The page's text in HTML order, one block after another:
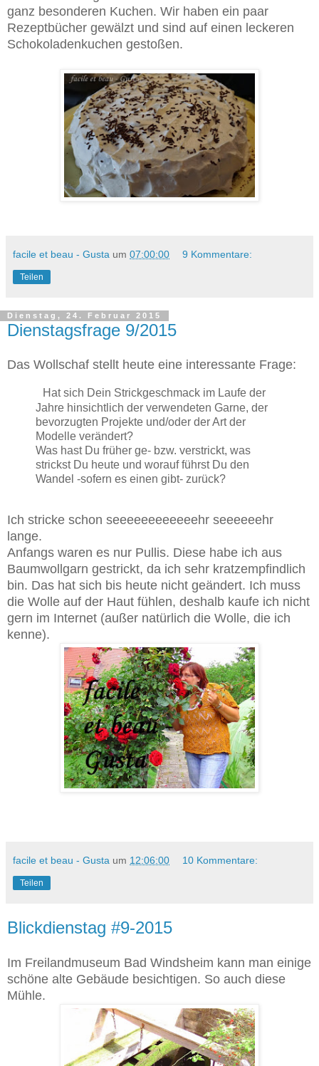
ganz besonderen Kuchen. Wir haben ein paar
Rezeptbücher gewälzt und sind auf einen leckeren
Schokoladenkuchen gestoßen.
facile et beau - Gusta um 07:00:00 9 Kommentare:
Teilen
Dienstag, 24. Februar 2015
Dienstagsfrage 9/2015
Das Wollschaf stellt heute eine interessante Frage:
Hat sich Dein Strickgeschmack im Laufe der
Jahre hinsichtlich der verwendeten Garne, der
bevorzugten Projekte und/oder der Art der
Modelle verändert?
Was hast Du früher ge- bzw. verstrickt, was
strickst Du heute und worauf führst Du den
Wandel -sofern es einen gibt- zurück?
Ich stricke schon seeeeeeeeeeeehr seeeeeehr
lange.
Anfangs waren es nur Pullis. Diese habe ich aus
Baumwollgarn gestrickt, da ich sehr kratzempfindlich
bin. Das hat sich bis heute nicht geändert. Ich muss
die Wolle auf der Haut fühlen, deshalb kaufe ich nicht
gern im Internet (außer natürlich die Wolle, die ich
kenne).
facile et beau - Gusta um 12:06:00 10 Kommentare:
Teilen
Blickdienstag #9-2015
Im Freilandmuseum Bad Windsheim kann man einige
schöne alte Gebäude besichtigen. So auch diese
Mühle.